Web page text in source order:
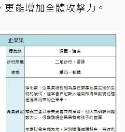
能增加全體攻擊力。